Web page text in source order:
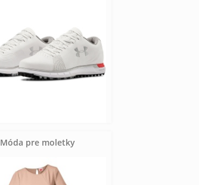
Móda pre moletky